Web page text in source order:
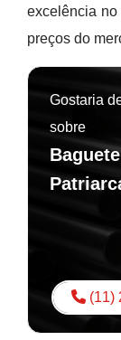
excelência no
preços do
Gostaria
sobre
(11)